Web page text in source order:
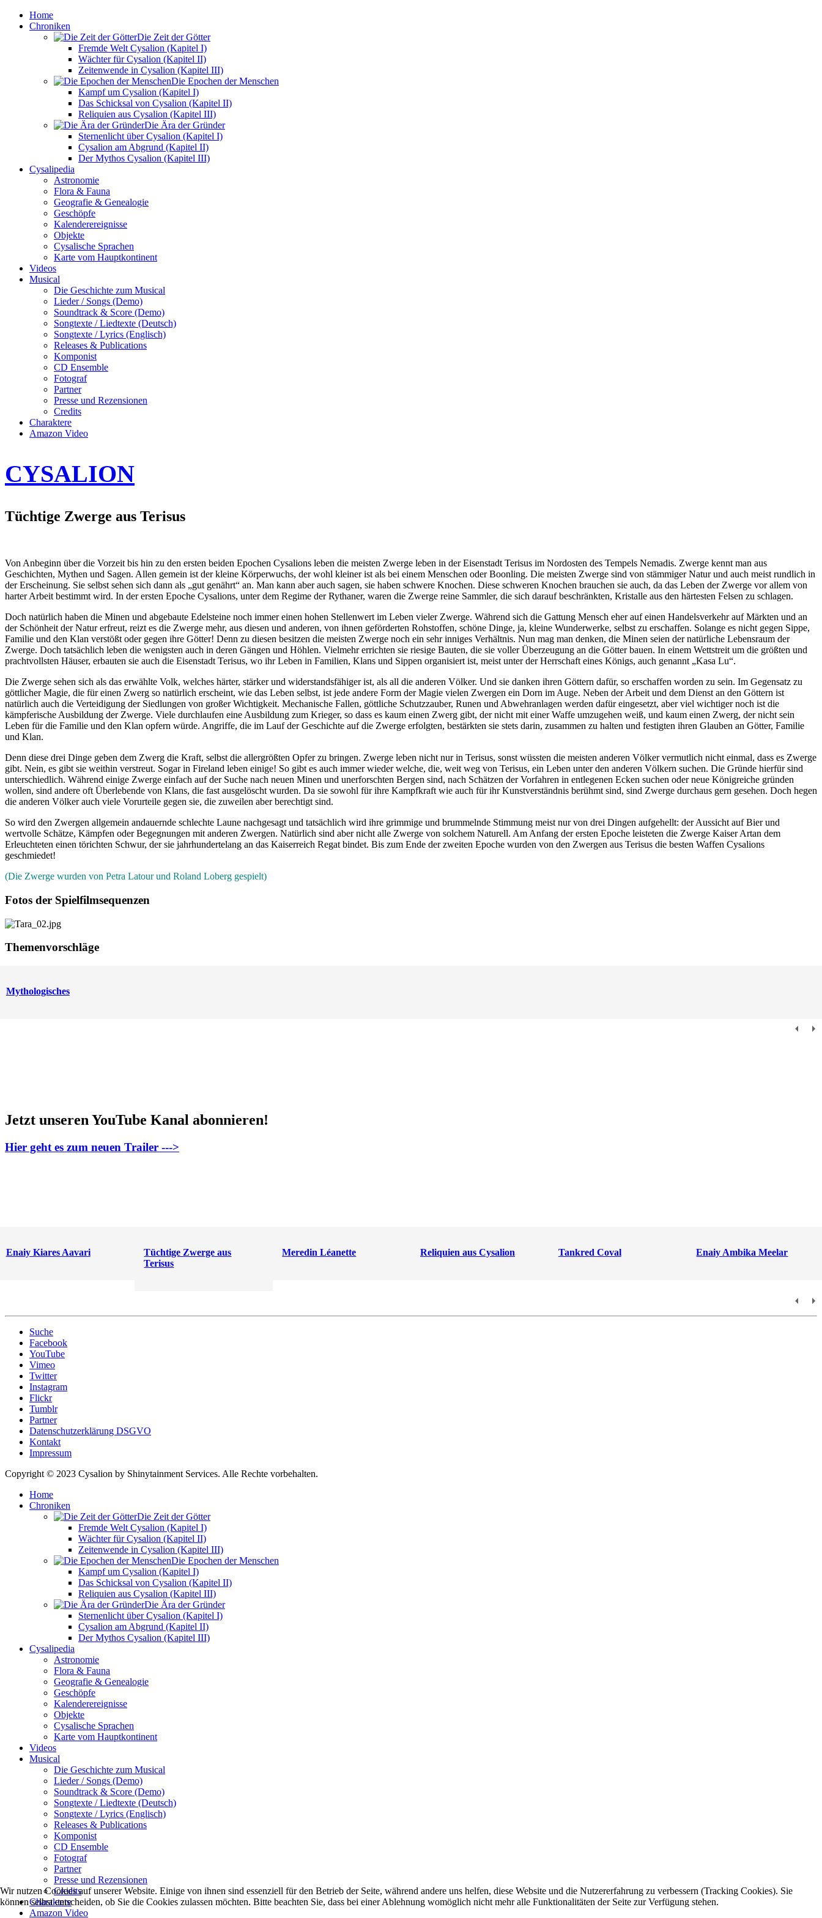
Home
Chroniken
Die Zeit der Götter
Fremde Welt Cysalion (Kapitel I)
Wächter für Cysalion (Kapitel II)
Zeitenwende in Cysalion (Kapitel III)
Die Epochen der Menschen
Kampf um Cysalion (Kapitel I)
Das Schicksal von Cysalion (Kapitel II)
Reliquien aus Cysalion (Kapitel III)
Die Ära der Gründer
Sternenlicht über Cysalion (Kapitel I)
Cysalion am Abgrund (Kapitel II)
Der Mythos Cysalion (Kapitel III)
Cysalipedia
Astronomie
Flora & Fauna
Geografie & Genealogie
Geschöpfe
Kalenderereignisse
Objekte
Cysalische Sprachen
Karte vom Hauptkontinent
Videos
Musical
Die Geschichte zum Musical
Lieder / Songs (Demo)
Soundtrack & Score (Demo)
Songtexte / Liedtexte (Deutsch)
Songtexte / Lyrics (Englisch)
Releases & Publications
Komponist
CD Ensemble
Fotograf
Partner
Presse und Rezensionen
Credits
Charaktere
Amazon Video
CYSALION
Tüchtige Zwerge aus Terisus
Von Anbeginn über die Vorzeit bis hin zu den ersten beiden Epochen Cysalions leben die meisten Zwerge leben in der Eisenstadt Terisus im Nordosten des Tempels Nemadis. Zwerge kennt man aus
Geschichten, Mythen und Sagen. Allen gemein ist der kleine Körperwuchs, der wohl kleiner ist als bei einem Menschen oder Boonling. Die meisten Zwerge sind von stämmiger Natur und auch meist rundlich in
der Erscheinung. Sie selbst sehen sich dann als „gut genährt“ an. Man kann aber auch sagen, sie haben schwere Knochen. Diese schweren Knochen brauchen sie auch, da das Leben der Zwerge vor allem von
harter Arbeit bestimmt wird. In der ersten Epoche Cysalions, unter dem Regime der Rythaner, waren die Zwerge reine Sammler, die sich darauf beschränkten, Kristalle aus den härtesten Felsen zu schlagen.
Doch natürlich haben die Minen und abgebaute Edelsteine noch immer einen hohen Stellenwert im Leben vieler Zwerge. Während sich die Gattung Mensch eher auf einen Handelsverkehr auf Märkten und an
der Schönheit der Natur erfreut, reizt es die Zwerge mehr, aus diesen und anderen, von ihnen geförderten Rohstoffen, schöne Dinge, ja, kleine Wunderwerke, selbst zu erschaffen. Solange es nicht gegen Sippe,
Familie und den Klan verstößt oder gegen ihre Götter! Denn zu diesen besitzen die meisten Zwerge noch ein sehr inniges Verhältnis. Nun mag man denken, die Minen seien der natürliche Lebensraum der
Zwerge. Doch tatsächlich leben die wenigsten auch in deren Gängen und Höhlen. Vielmehr errichten sie riesige Bauten, die sie voller Überzeugung an die Götter bauen. In einem Wettstreit um die größten und
prachtvollsten Häuser, erbauten sie auch die Eisenstadt Terisus, wo ihr Leben in Familien, Klans und Sippen organisiert ist, meist unter der Herrschaft eines Königs, auch genannt „Kasa Lu“.
Die Zwerge sehen sich als das erwählte Volk, welches härter, stärker und widerstandsfähiger ist, als all die anderen Völker. Und sie danken ihren Göttern dafür, so erschaffen worden zu sein. Im Gegensatz zu
göttlicher Magie, die für einen Zwerg so natürlich erscheint, wie das Leben selbst, ist jede andere Form der Magie vielen Zwergen ein Dorn im Auge. Neben der Arbeit und dem Dienst an den Göttern ist
natürlich auch die Verteidigung der Siedlungen von großer Wichtigkeit. Mechanische Fallen, göttliche Schutzzauber, Runen und Abwehranlagen werden dafür eingesetzt, aber viel wichtiger noch ist die
kämpferische Ausbildung der Zwerge. Viele durchlaufen eine Ausbildung zum Krieger, so dass es kaum einen Zwerg gibt, der nicht mit einer Waffe umzugehen weiß, und kaum einen Zwerg, der nicht sein
Leben für die Familie und den Klan opfern würde. Angriffe, die im Lauf der Geschichte auf die Zwerge erfolgten, bestärkten sie stets darin, zusammen zu halten und festigten ihren Glauben an Götter, Familie
und Klan.
Denn diese drei Dinge geben dem Zwerg die Kraft, selbst die allergrößten Opfer zu bringen. Zwerge leben nicht nur in Terisus, sonst wüssten die meisten anderen Völker vermutlich nicht einmal, dass es Zwerge
gibt. Nein, es gibt sie weithin verstreut. Sogar in Fireland leben einige! So gibt es auch immer wieder welche, die, weit weg von Terisus, ein Leben unter den anderen Völkern suchen. Die Gründe hierfür sind
unterschiedlich. Während einige Zwerge einfach auf der Suche nach neuen Minen und unerforschten Bergen sind, nach Schätzen der Vorfahren in entlegenen Ecken suchen oder neue Königreiche gründen
wollen, sind andere oft Überlebende von Klans, die fast ausgelöscht wurden. Da sie sowohl für ihre Kampfkraft wie auch für ihr Kunstverständnis berühmt sind, sind Zwerge durchaus gern gesehen. Doch hegen
die anderen Völker auch viele Vorurteile gegen sie, die zuweilen aber berechtigt sind.
So wird den Zwergen allgemein andauernde schlechte Laune nachgesagt und tatsächlich wird ihre grimmige und brummelnde Stimmung meist nur von drei Dingen aufgehellt: der Aussicht auf Bier und
wertvolle Schätze, Kämpfen oder Begegnungen mit anderen Zwergen. Natürlich sind aber nicht alle Zwerge von solchem Naturell. Am Anfang der ersten Epoche leisteten die Zwerge Kaiser Artan dem
Erleuchteten einen törichten Schwur, der sie jahrhundertelang an das Kaiserreich Regat bindet. Bis zum Ende der zweiten Epoche wurden von den Zwergen aus Terisus die besten Waffen Cysalions
geschmiedet!
(Die Zwerge wurden von Petra Latour und Roland Loberg gespielt)
Fotos der Spielfilmsequenzen
Themenvorschläge
Mythologisches
Jetzt unseren YouTube Kanal abonnieren!
Hier geht es zum neuen Trailer --->
Enaiy Kiares Aavari
Tüchtige Zwerge aus
Terisus
Meredin Léanette Reliquien aus Cysalion Tankred Coval Enaiy Ambika Meelar
Suche
Facebook
YouTube
Vimeo
Twitter
Instagram
Flickr
Tumblr
Partner
Datenschutzerklärung DSGVO
Kontakt
Impressum
Copyright © 2023 Cysalion by Shinytainment Services. Alle Rechte vorbehalten.
Home
Chroniken
Die Zeit der Götter
Fremde Welt Cysalion (Kapitel I)
Wächter für Cysalion (Kapitel II)
Zeitenwende in Cysalion (Kapitel III)
Die Epochen der Menschen
Kampf um Cysalion (Kapitel I)
Das Schicksal von Cysalion (Kapitel II)
Reliquien aus Cysalion (Kapitel III)
Die Ära der Gründer
Sternenlicht über Cysalion (Kapitel I)
Cysalion am Abgrund (Kapitel II)
Der Mythos Cysalion (Kapitel III)
Cysalipedia
Astronomie
Flora & Fauna
Geografie & Genealogie
Geschöpfe
Kalenderereignisse
Objekte
Cysalische Sprachen
Karte vom Hauptkontinent
Videos
Musical
Die Geschichte zum Musical
Lieder / Songs (Demo)
Soundtrack & Score (Demo)
Songtexte / Liedtexte (Deutsch)
Songtexte / Lyrics (Englisch)
Releases & Publications
Komponist
CD Ensemble
Fotograf
Partner
Presse und Rezensionen
Credits
Charaktere
Amazon Video
Wir nutzen Cookies auf unserer Website. Einige von ihnen sind essenziell für den Betrieb der Seite, während andere uns helfen, diese Website und die Nutzererfahrung zu verbessern (Tracking Cookies). Sie
können selbst entscheiden, ob Sie die Cookies zulassen möchten. Bitte beachten Sie, dass bei einer Ablehnung womöglich nicht mehr alle Funktionalitäten der Seite zur Verfügung stehen.